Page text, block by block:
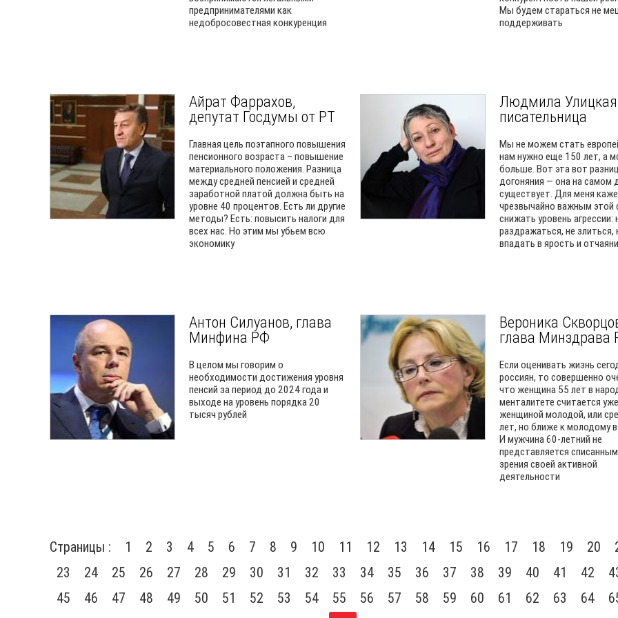
предпринимателями как
недобросовестная конкуренция
Мы будем стараться не
поддерживать
Айрат Фаррахов,
депутат Госдумы от РТ
Главная цель поэтапного повышения
пенсионного возраста – повышение
материального положения. Разница
между средней пенсией и средней
заработной платой должна быть на
уровне 40 процентов. Есть ли другие
методы? Есть: повысить налоги для
всех нас. Но этим мы убьем всю
экономику
Людмила
писательница
Мы не можем стать
нам нужно еще 150 лет, а
больше. Вот эта вот
догоняния — она на самом
существует. Для меня
чрезвычайно важным этой
снижать уровень агрессии:
раздражаться, не злиться,
впадать в ярость и
Антон Силуанов, глава
Минфина РФ
В целом мы говорим о
необходимости достижения уровня
пенсий за период до 2024 года и
выходе на уровень порядка 20
тысяч рублей
Вероника
глава Минздрава
Если оценивать жизнь
россиян, то совершенно
что женщина 55 лет в
менталитете считается
женщиной молодой, или
лет, но ближе к молодому
И мужчина 60-летний не
представляется
зрения своей активной
деятельности
Страницы : 1 2 3 4 5 6 7 8 9 10 11 12 13 14 15 16 17 18 19 20
23
24 25 26 27 28 29 30 31 32 33 34 35 36 37 38 39 40 41 42
45
46 47 48 49 50 51 52 53 54 55 56 57 58 59 60 61 62 63 64